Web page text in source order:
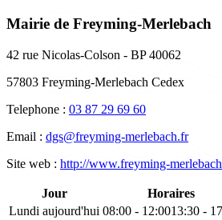
Mairie de Freyming-Merlebach
42 rue Nicolas-Colson - BP 40062
57803 Freyming-Merlebach Cedex
Telephone : 03 87 29 69 60
Email : dgs@freyming-merlebach.fr
Site web : http://www.freyming-
Jour
Horaires
Lundi aujourd'hui 08:00 - 12:0013:30 -